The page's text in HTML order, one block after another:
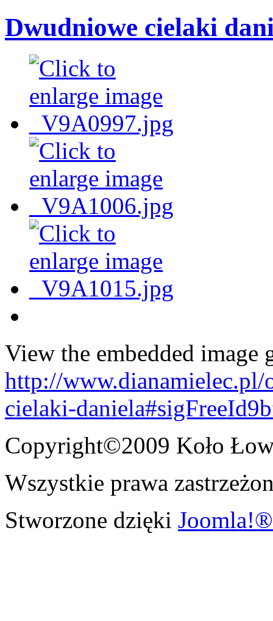
Dwudniowe cielaki
View the embedded image
http://
cielaki-
Copyright©2009 Koło
Wszystkie prawa
Stworzone dzięki Joomla!®